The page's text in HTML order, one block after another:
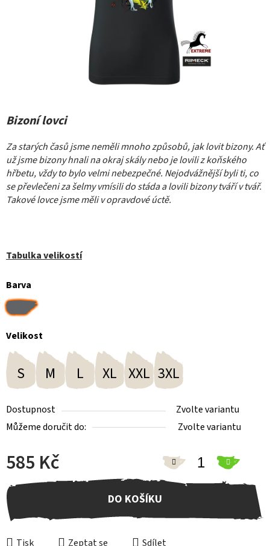
Bizoní lovci
Za starých časů jsme neměli mnoho způsobů, jak lovit bizony. Ať
už jsme bizony hnali na okraj skály nebo je lovili z koňského
hřbetu, vždy to bylo velmi nebezpečné. Nejodvážnější byli ti, co
se převlečeni za šelmy vmísili do stáda a lovili bizony tváří v tvář.
Takové lovce jsme měli v opravdové úctě.
Tabulka velikostí
Barva
Velikost
S M L XL XXL 3XL
Dostupnost
Zvolte variantu
Můžeme doručit do:
Zvolte variantu
585 Kč
Měrná cena:
DO KOŠÍKU
Tisk Zeptat se Sdílet